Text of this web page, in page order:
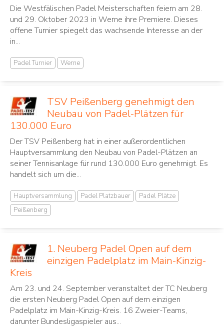
Die Westfälischen Padel Meisterschaften feiern am 28.
und 29. Oktober 2023 in Werne ihre Premiere. Dieses
offene Turnier spiegelt das wachsende Interesse an der
in...
Padel Turnier Werne
TSV Peißenberg genehmigt den
Neubau von Padel-Plätzen für
130.000 Euro
Der TSV Peißenberg hat in einer außerordentlichen
Hauptversammlung den Neubau von Padel-Plätzen an
seiner Tennisanlage für rund 130.000 Euro genehmigt. Es
handelt sich um die...
Hauptversammlung Padel Platzbauer
Padel Plätze
Peißenberg
1. Neuberg Padel Open auf dem
einzigen Padelplatz im Main-Kinzig-
Kreis
Am 23. und 24. September veranstaltet der TC Neuberg
die ersten Neuberg Padel Open auf dem einzigen
Padelplatz im Main-Kinzig-Kreis. 16 Zweier-Teams,
darunter Bundesligaspieler aus...